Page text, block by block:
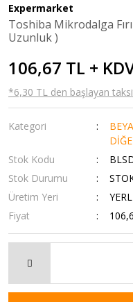
Expermarket
Toshiba Mikrodalga
Uzunluk )
106,67 TL +
*6,30 TL den başlayan
Kategori
Stok Kodu
Stok Durumu
Üretim Yeri
Fiyat